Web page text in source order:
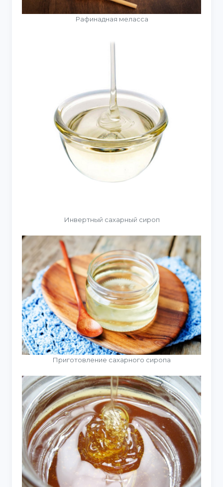
Рафинадная меласса
Инвертный сахарный сироп
Приготовление сахарного сиропа